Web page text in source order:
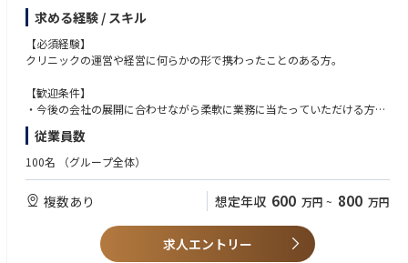
院内のみならず、ホールディングスの一員としての調整や、今後在宅医療
を進めていくにあたって地域との連携などを積極的に行っていただきま
す。
ていただく可能性がございます。
求める経験 / スキル
【必須経験】
クリニックの運営や経営に何らかの形で携わったことのある方。
【歓迎条件】
・今後の会社の展開に合わせながら柔軟に業務に当たっていただける方。
・業務で起こる調整事をこなしていくことができるタフさをお持ちの方。
・主体的に行動できる方。
従業員数
100名 （グループ全体）
複数あり 想定年収 600 万円 ~ 800 万円
求人エントリー